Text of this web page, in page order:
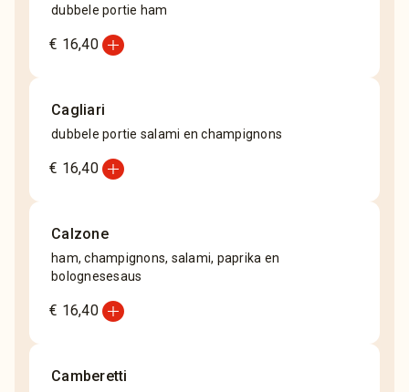
dubbele portie ham
€ 16,40add_circle
Cagliari
dubbele portie salami en champignons
€ 16,40add_circle
Calzone
ham, champignons, salami, paprika en
bolognesesaus
€ 16,40add_circle
Camberetti